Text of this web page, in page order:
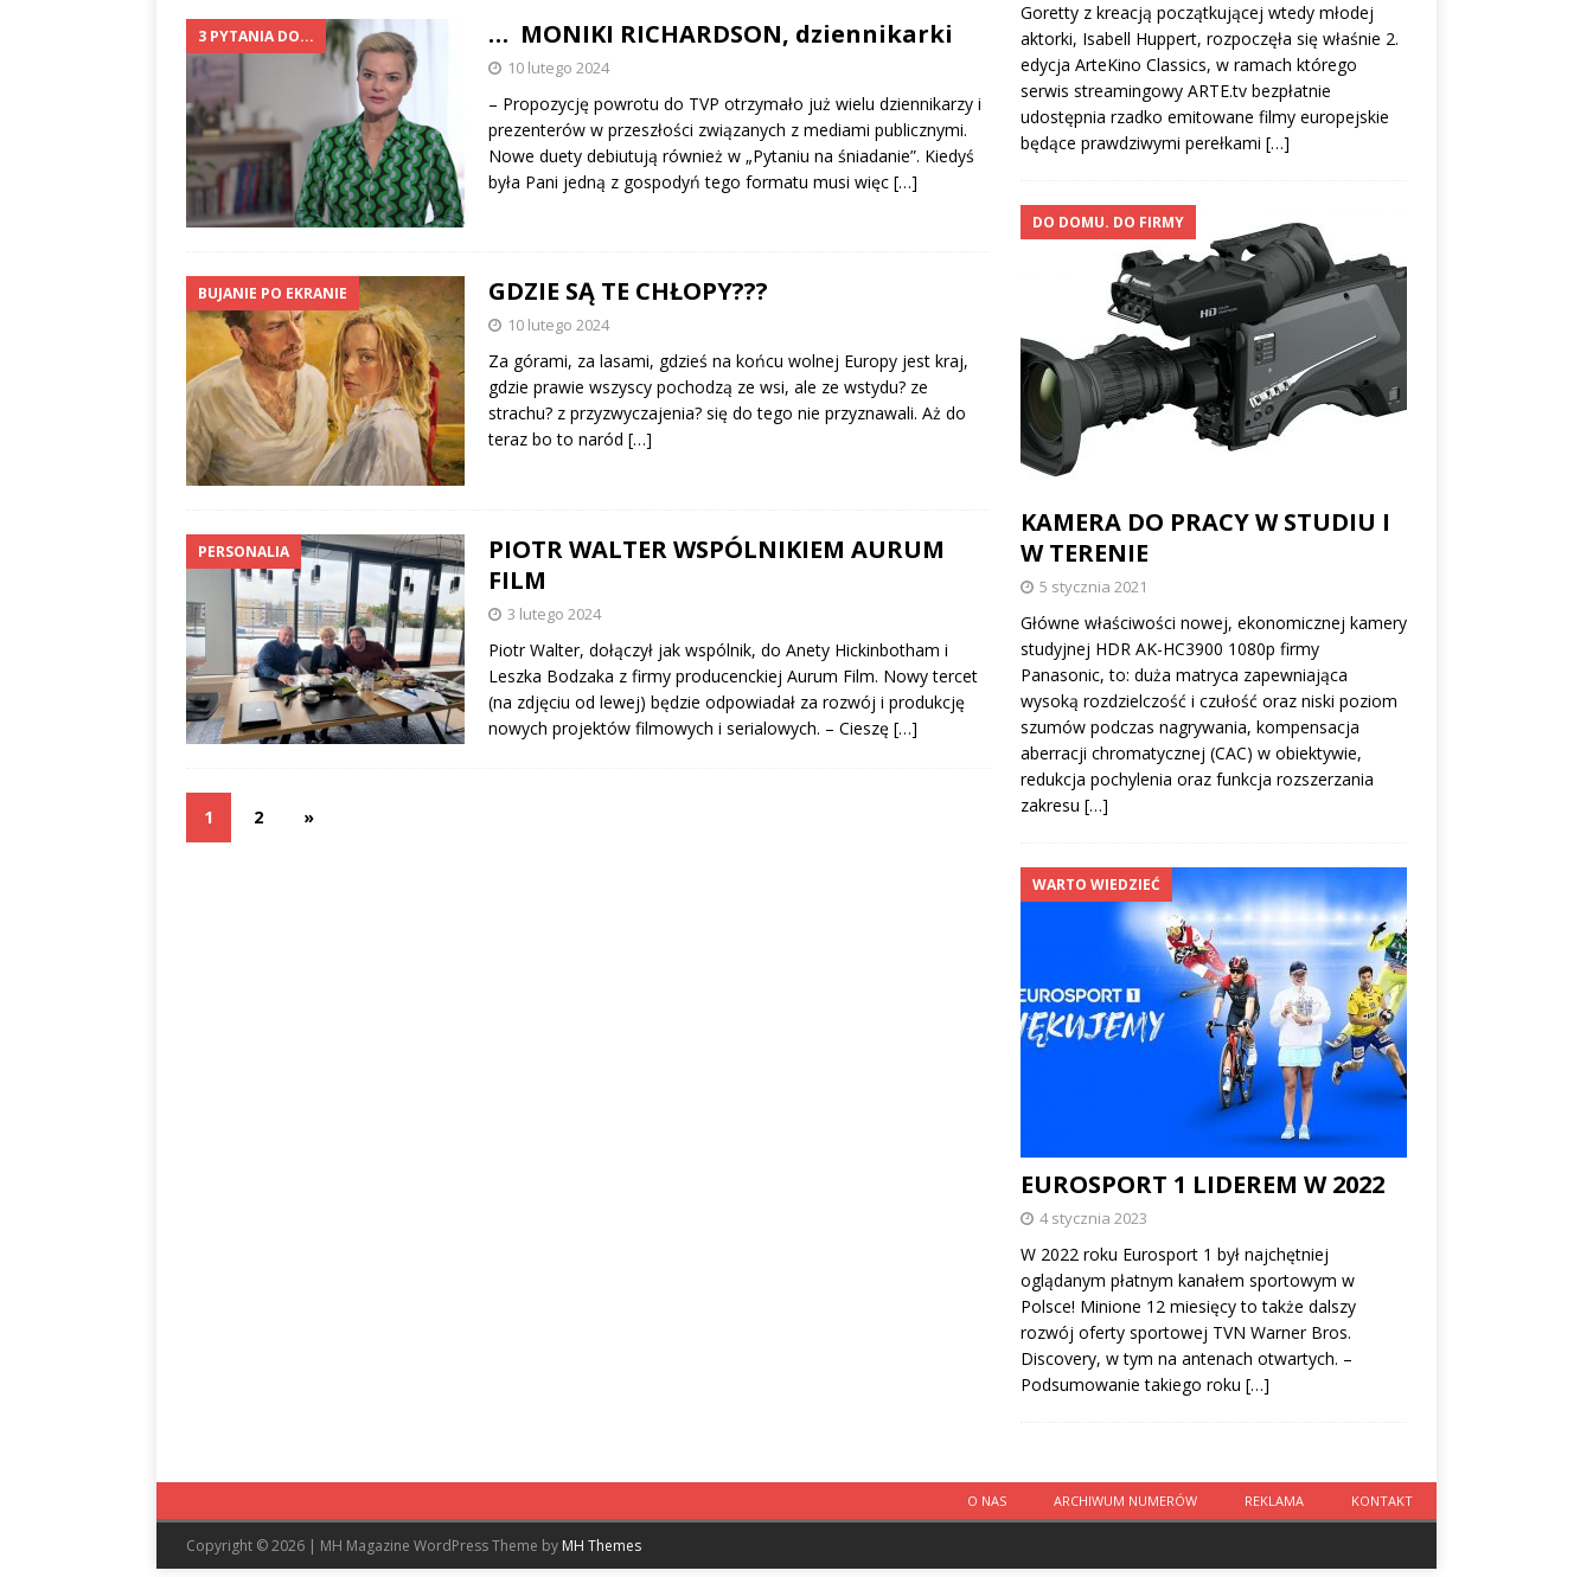
3 PYTANIA DO... … MONIKI RICHARDSON, dziennikarki
10 lutego 2024
– Propozycję powrotu do TVP otrzymało już wielu dziennikarzy i
prezenterów w przeszłości związanych z mediami publicznymi.
Nowe duety debiutują również w „Pytaniu na śniadanie”. Kiedyś
była Pani jedną z gospodyń tego formatu musi więc […]
BUJANIE PO EKRANIE GDZIE SĄ TE CHŁOPY???
10 lutego 2024
Za górami, za lasami, gdzieś na końcu wolnej Europy jest kraj,
gdzie prawie wszyscy pochodzą ze wsi, ale ze wstydu? ze
strachu? z przyzwyczajenia? się do tego nie przyznawali. Aż do
teraz bo to naród […]
PERSONALIA
PIOTR WALTER WSPÓLNIKIEM AURUM
FILM
3 lutego 2024
Piotr Walter, dołączył jak wspólnik, do Anety Hickinbotham i
Leszka Bodzaka z firmy producenckiej Aurum Film. Nowy tercet
(na zdjęciu od lewej) będzie odpowiadał za rozwój i produkcję
nowych projektów filmowych i serialowych. – Cieszę […]
1 2 »
Goretty z kreacją początkującej wtedy młodej
aktorki, Isabell Huppert, rozpoczęła się właśnie 2.
edycja ArteKino Classics, w ramach którego
serwis streamingowy ARTE.tv bezpłatnie
udostępnia rzadko emitowane filmy europejskie
będące prawdziwymi perełkami […]
DO DOMU. DO FIRMY
KAMERA DO PRACY W STUDIU I
W TERENIE
5 stycznia 2021
Główne właściwości nowej, ekonomicznej kamery
studyjnej HDR AK-HC3900 1080p firmy
Panasonic, to: duża matryca zapewniająca
wysoką rozdzielczość i czułość oraz niski poziom
szumów podczas nagrywania, kompensacja
aberracji chromatycznej (CAC) w obiektywie,
redukcja pochylenia oraz funkcja rozszerzania
zakresu […]
WARTO WIEDZIEĆ
EUROSPORT 1 LIDEREM W 2022
4 stycznia 2023
W 2022 roku Eurosport 1 był najchętniej
oglądanym płatnym kanałem sportowym w
Polsce! Minione 12 miesięcy to także dalszy
rozwój oferty sportowej TVN Warner Bros.
Discovery, w tym na antenach otwartych. –
Podsumowanie takiego roku […]
O NAS ARCHIWUM NUMERÓW REKLAMA KONTAKT
Copyright © 2026 | MH Magazine WordPress Theme by MH Themes